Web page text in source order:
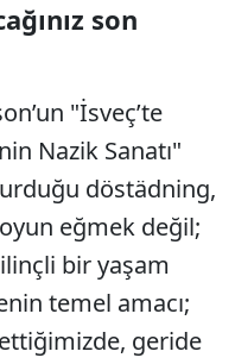
son
"İsveç’te
Nazik Sanatı"
döstädning,
eğmek değil;
bir yaşam
temel amacı;
geride